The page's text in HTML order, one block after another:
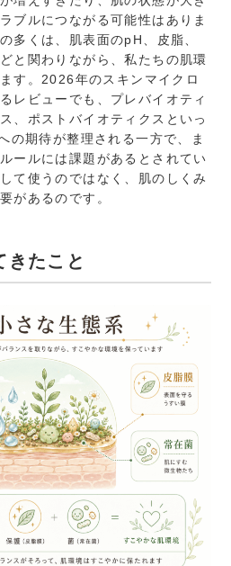
ブルにつながる可能性はありま
多くは、肌表面のpH、皮脂、
と関わりながら、私たちの肌環
す。2026年のスキンマイクロ
レビューでも、プレバイオティ
、ポストバイオティクスといっ
の期待が整理される一方で、ま
ールには課題があるとされてい
て使うのではなく、肌のしくみ
があるのです。
きたこと